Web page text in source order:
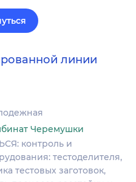
линии
Черемушки
контроль и
тестоделителя,
тестовых заготовок,